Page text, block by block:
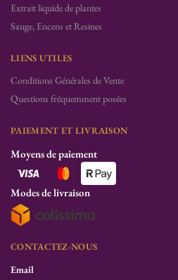
Extrait liquide de plantes
Sauge, Encens et Resines
LIENS UTILES
Conditions Générales de Vente
Questions fréquemment posées
PAIEMENT ET LIVRAISON
Moyens de paiement
Modes de livraison
CONTACTEZ-NOUS
Email